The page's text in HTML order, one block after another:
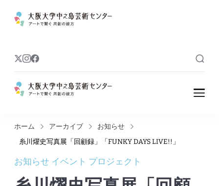
芸術センター
大阪大学中之島
芸術センター
アートで繋ぐ 共創の彼方
ホーム アーカイブ
お知らせ
糸川燿史写真展「回顧録」「FUNKY DAYS LIVE!!」
お知らせ イベント プロジェクト